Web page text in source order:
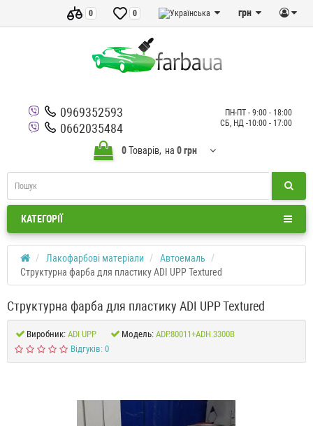
грн
0
0
0969352593
0662035484
ПН-ПТ - 9:00 - 18:00
СБ, НД -10:00 - 17:00
0Товарів, на 0 грн
КАТЕГОРІЇ
Лакофарбові матеріали
Автоемаль
Структурна фарба для пластику ADI UPP Textured
Структурна фарба для пластику ADI UPP Textured
Виробник: ADI UPP Модель: ADP.80011+ADH.3300B
Відгуків: 0